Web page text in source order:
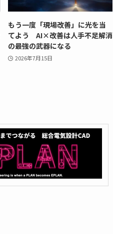
もう一度「現場改善」に光を当
てよう AI×改善は人手不足解消
の最強の武器になる
2026年7月15日